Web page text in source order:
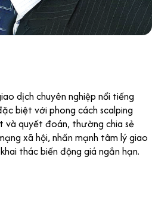
dịch chuyên nghiệp nổi tiếng
biệt với phong cách scalping
và quyết đoán, thường chia sẻ
xã hội, nhấn mạnh tâm lý giao
thác biến động giá ngắn hạn.